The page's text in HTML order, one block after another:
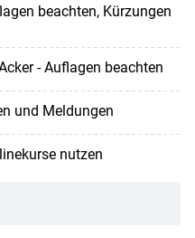
beachten, Kürzungen
- Auflagen beachten
und Meldungen
nutzen